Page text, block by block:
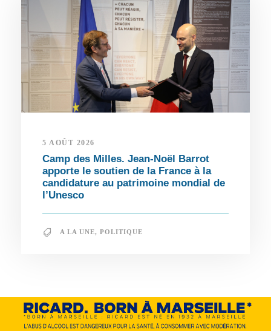
5 AOÛT 2026
Camp des Milles. Jean-Noël Barrot
apporte le soutien de la France à la
candidature au patrimoine mondial de
l’Unesco
A LA UNE, POLITIQUE